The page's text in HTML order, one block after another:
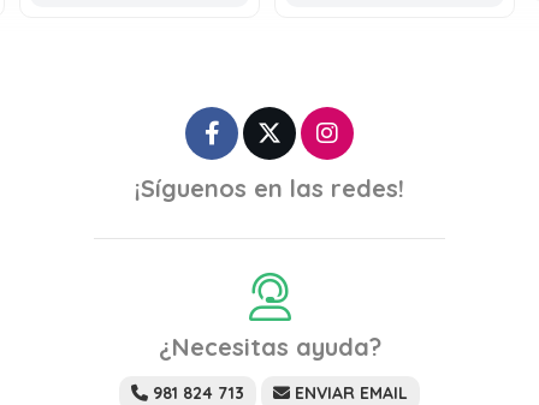
¡Síguenos en las redes!
¿Necesitas ayuda?
981 824 713 ENVIAR EMAIL